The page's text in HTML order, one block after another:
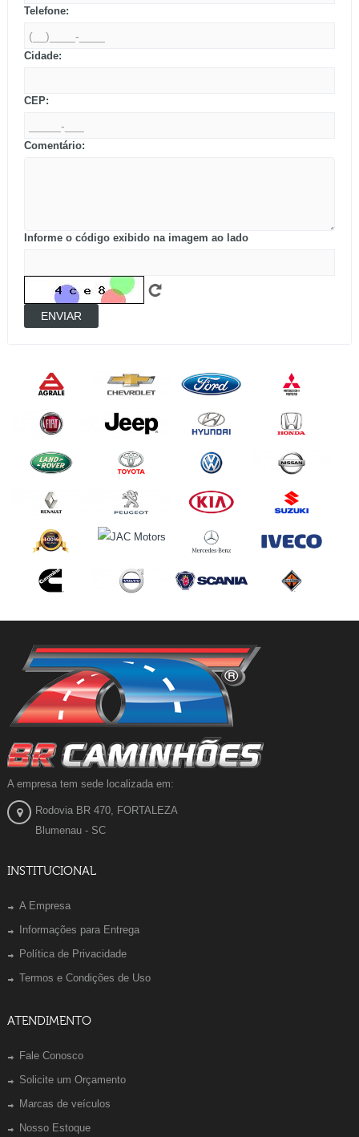
Telefone:
Cidade:
CEP:
Comentário:
Informe o código exibido na imagem ao lado
ENVIAR
A empresa tem sede localizada em:
Rodovia BR 470, FORTALEZA
Blumenau - SC
INSTITUCIONAL
A Empresa
Informações para Entrega
Política de Privacidade
Termos e Condições de Uso
ATENDIMENTO
Fale Conosco
Solicite um Orçamento
Marcas de veículos
Nosso Estoque